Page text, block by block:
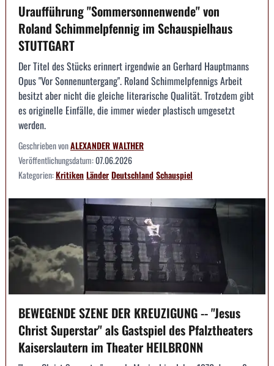
Uraufführung "Sommersonnenwende" von
Roland Schimmelpfennig im Schauspielhaus
STUTTGART
Der Titel des Stücks erinnert irgendwie an Gerhard Hauptmanns
Opus "Vor Sonnenuntergang". Roland Schimmelpfennigs Arbeit
besitzt aber nicht die gleiche literarische Qualität. Trotzdem gibt
es originelle Einfälle, die immer wieder plastisch umgesetzt
werden.
Geschrieben vonALEXANDER WALTHER
Veröffentlichungsdatum:07.06.2026
Kategorien:KritikenLänderDeutschlandSchauspiel
BEWEGENDE SZENE DER KREUZIGUNG -- "Jesus
Christ Superstar" als Gastspiel des Pfalztheaters
Kaiserslautern im Theater HEILBRONN